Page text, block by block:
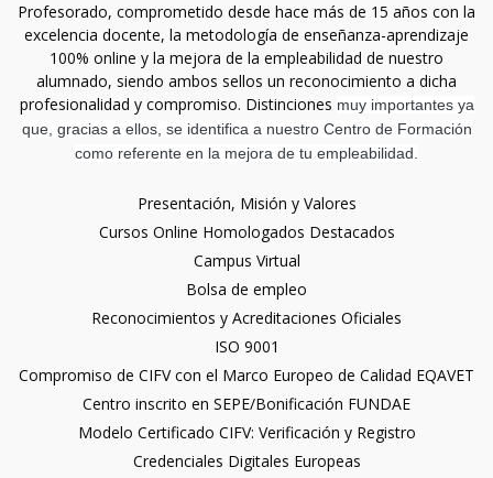
Profesorado, comprometido desde hace más de 15 años con la
excelencia docente, la metodología de enseñanza-aprendizaje
100% online y la mejora de la empleabilidad de nuestro
alumnado, siendo ambos sellos un reconocimiento a dicha
profesionalidad y compromiso. Distinciones muy importantes ya
que, gracias a ellos, se identifica a nuestro Centro de Formación
como referente en la mejora de tu empleabilidad.
Presentación, Misión y Valores
Cursos Online Homologados Destacados
Campus Virtual
Bolsa de empleo
Reconocimientos y Acreditaciones Oficiales
ISO 9001
Compromiso de CIFV con el Marco Europeo de Calidad EQAVET
Centro inscrito en SEPE/Bonificación FUNDAE
Modelo Certificado CIFV: Verificación y Registro
Credenciales Digitales Europeas